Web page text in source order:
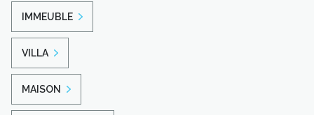
IMMEUBLE
VILLA
MAISON